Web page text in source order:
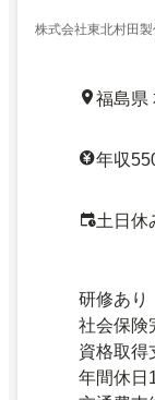
株式会社東北村田
福島県
年収
土日休
研修あり
社会保険
資格取得
年間休日